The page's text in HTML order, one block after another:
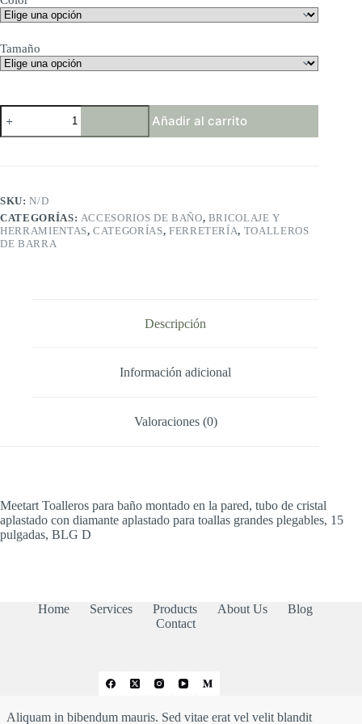
Tamaño
Meetart
Toalleros
BLG-
Añadir al carrito
SKU:N/D
CATEGORÍAS: ACCESORIOS DE BAÑO, BRICOLAJE Y
HERRAMIENTAS,CATEGORÍAS, FERRETERÍA, TOALLEROS
DE BARRA
Descripción
Información adicional
Valoraciones (0)
Meetart Toalleros para baño montado en la pared, tubo de cristal
aplastado con diamante aplastado para toallas grandes plegables, 15
pulgadas, BLG D
Home Services Products About Us
Blog
Contact
Aliquam in bibendum mauris. Sed vitae erat vel velit blandit